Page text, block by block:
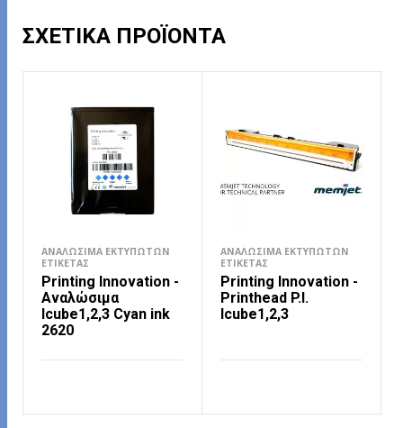
ΣΧΕΤΙΚΆ ΠΡΟΪΌΝΤΑ
ΑΝΑΛΏΣΙΜΑ ΕΚΤΥΠΩΤΏΝ
ΕΤΙΚΈΤΑΣ
Printing Innovation -
Αναλώσιμα
Icube1,2,3 Cyan ink
2620
ΑΝΑΛΏΣΙΜΑ ΕΚΤΥΠΩΤΏΝ
ΕΤΙΚΈΤΑΣ
Printing Innovation -
Printhead P.I.
Icube1,2,3